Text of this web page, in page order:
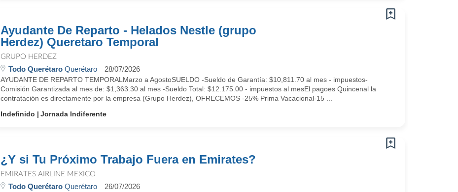
Ayudante De Reparto - Helados Nestle (grupo
Herdez) Queretaro Temporal
GRUPO HERDEZ
Todo QuerétaroQuerétaro 28/07/2026
AYUDANTE DE REPARTO TEMPORALMarzo a AgostoSUELDO -Sueldo de Garantía: $10,811.70 al mes - impuestos-
Comisión Garantizada al mes de: $1,363.30 al mes -Sueldo Total: $12.175.00 - impuestos al mesEl pagoes Quincenal la
contratación es directamente por la empresa (Grupo Herdez), OFRECEMOS -25% Prima Vacacional-15 ...
Indefinido
Jornada Indiferente
¿Y si Tu Próximo Trabajo Fuera en Emirates?
EMIRATES AIRLINE MEXICO
Todo QuerétaroQuerétaro 26/07/2026